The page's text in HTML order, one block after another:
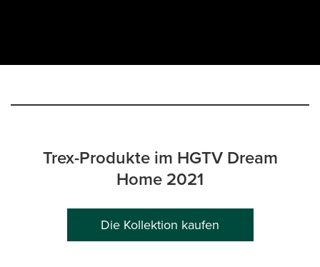
Trex-Produkte im HGTV Dream
Home 2021
Die Kollektion kaufen